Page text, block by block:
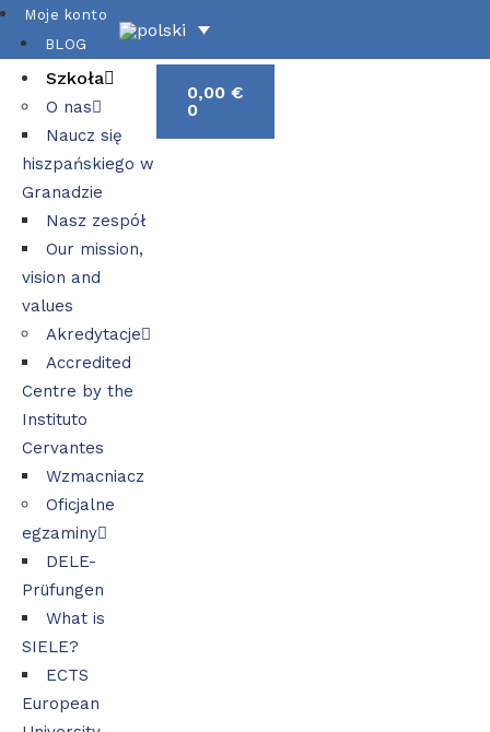
Moje konto
BLOG
Szkoła
O nas
Naucz się
hiszpańskiego w
Granadzie
Nasz zespół
Our mission,
vision and
values
Akredytacje
Accredited
Centre by the
Instituto
Cervantes
Wzmacniacz
Oficjalne
egzaminy
DELE-
Prüfungen
What is
SIELE?
ECTS
European
0,00€
0